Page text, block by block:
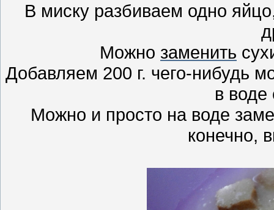
В миску разбиваем одно
Можно заменить
Добавляем 200 г. чего-нибудь
в воде
Можно и просто на воде
конечно,